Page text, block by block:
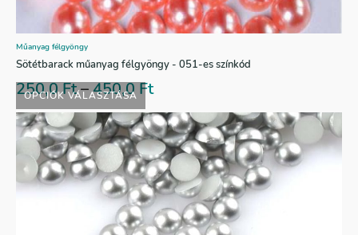
OPCIÓK VÁLASZTÁSA
Műanyag félgyöngy
Sötétbarack műanyag félgyöngy - 051-es színkód
250,0Ft–450,0Ft